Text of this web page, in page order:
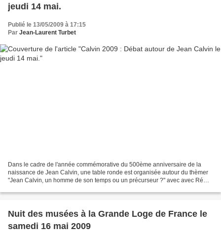
jeudi 14 mai.
Publié le 13/05/2009 à 17:15
Par Jean-Laurent Turbet
Dans le cadre de l'année commémorative du 500ème anniversaire de la
naissance de Jean Calvin, une table ronde est organisée autour du thèmer
"Jean Calvin, un homme de son temps ou un précurseur ?" avec avec Rémy
Nuit des musées à la Grande Loge de France le
samedi 16 mai 2009